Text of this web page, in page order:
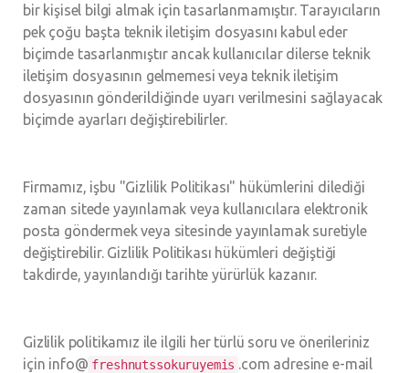
bir kişisel bilgi almak için tasarlanmamıştır. Tarayıcıların
pek çoğu başta teknik iletişim dosyasını kabul eder
biçimde tasarlanmıştır ancak kullanıcılar dilerse teknik
iletişim dosyasının gelmemesi veya teknik iletişim
dosyasının gönderildiğinde uyarı verilmesini sağlayacak
biçimde ayarları değiştirebilirler.
Firmamız, işbu "Gizlilik Politikası" hükümlerini dilediği
zaman sitede yayınlamak veya kullanıcılara elektronik
posta göndermek veya sitesinde yayınlamak suretiyle
değiştirebilir. Gizlilik Politikası hükümleri değiştiği
takdirde, yayınlandığı tarihte yürürlük kazanır.
Gizlilik politikamız ile ilgili her türlü soru ve önerileriniz
için info@ freshnutssokuruyemis .com adresine e-mail